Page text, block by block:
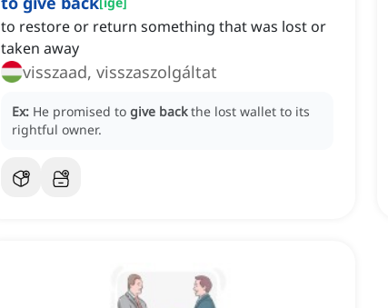
to restore or return something that was lost or
taken away
visszaad, visszaszolgáltat
Ex: He promised to give back the lost wallet to its
rightful owner.